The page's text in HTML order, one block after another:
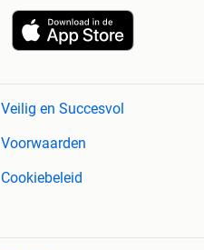
Veilig en Succesvol
Voorwaarden
Cookiebeleid